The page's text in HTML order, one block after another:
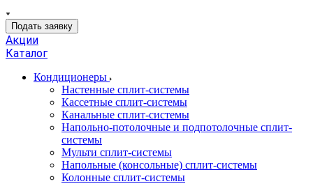
Подать заявку
Акции
Каталог
Кондиционеры
Настенные сплит-системы
Кассетные сплит-системы
Канальные сплит-системы
Напольно-потолочные и подпотолочные сплит-
системы
Мульти сплит-системы
Напольные (консольные) сплит-системы
Колонные сплит-системы